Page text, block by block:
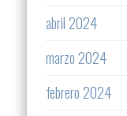
abril 2024
marzo 2024
febrero 2024